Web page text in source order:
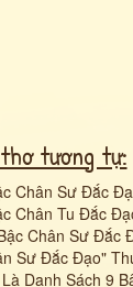
tương tự:
Chân Sư Đắc
Tu Đắc Đạo Cũng Thường
Chân Sư Đắc
Con Trai, Hay Hai Đại Đệ Tử, Một Người Là Được Hóa Kiếp Hoàn Toàn
Chân Sư Đắc Đạo Tiêu Biểu Nhất, Đại Diện Cho